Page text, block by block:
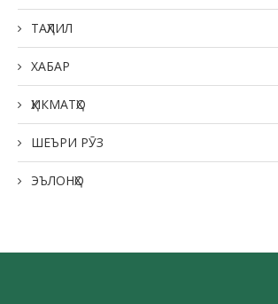
ТАҲЛИЛ
ХАБАР
ҲИКМАТҲО
ШЕЪРИ РӮЗ
ЭЪЛОНҲО